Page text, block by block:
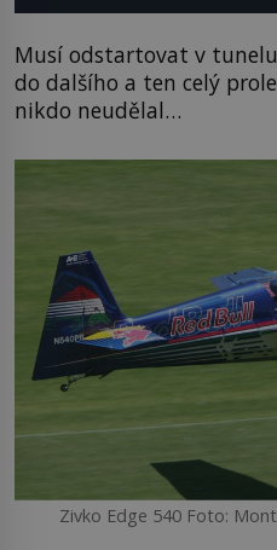
Musí odstartovat v
do dalšího a ten celý
nikdo neudělal…
Zivko Edge 540 Foto: